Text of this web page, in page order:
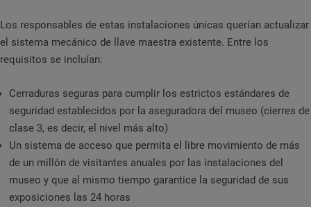
Los responsables de estas instalaciones únicas querían actualizar
el sistema mecánico de llave maestra existente. Entre los
requisitos se incluían:
Cerraduras seguras para cumplir los estrictos estándares de
seguridad establecidos por la aseguradora del museo (cierres de
clase 3, es decir, el nivel más alto)
Un sistema de acceso que permita el libre movimiento de más
de un millón de visitantes anuales por las instalaciones del
museo y que al mismo tiempo garantice la seguridad de sus
exposiciones las 24 horas